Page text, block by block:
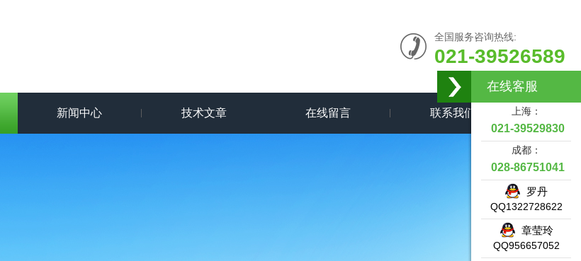
全国服务咨询热线:
021-39526589
新闻中心 技术文章 在线留言 联系我们
在线客服
上海：
021-39529830
成都：
028-86751041
罗丹
QQ1322728622
章莹玲
QQ956657052